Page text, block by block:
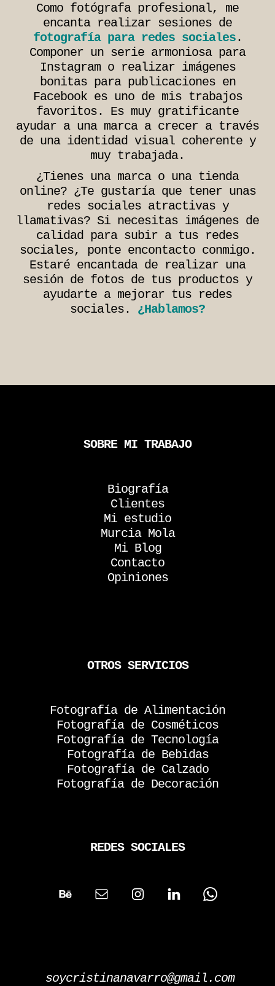
Como fotógrafa profesional, me
encanta realizar sesiones de
fotografía para redes sociales.
Componer un serie armoniosa para
Instagram o realizar imágenes
bonitas para publicaciones en
Facebook es uno de mis trabajos
favoritos. Es muy gratificante
ayudar a una marca a crecer a través
de una identidad visual coherente y
muy trabajada.
¿Tienes una marca o una tienda
online? ¿Te gustaría que tener unas
redes sociales atractivas y
llamativas? Si necesitas imágenes de
calidad para subir a tus redes
sociales, ponte encontacto conmigo.
Estaré encantada de realizar una
sesión de fotos de tus productos y
ayudarte a mejorar tus redes
sociales. ¿Hablamos?
SOBRE MI TRABAJO
Biografía
Clientes
Mi estudio
Murcia Mola
Mi Blog
Contacto
Opiniones
OTROS SERVICIOS
Fotografía de Alimentación
Fotografía de Cosméticos
Fotografía de Tecnología
Fotografía de Bebidas
Fotografía de Calzado
Fotografía de Decoración
REDES SOCIALES
soycristinanavarro@gmail.com